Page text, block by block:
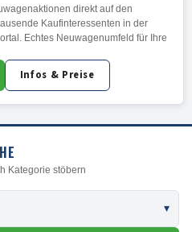
direkt auf den
Kaufinteressenten in der
Echtes Neuwagenumfeld für Ihre
Infos & Preise
Kategorie stöbern